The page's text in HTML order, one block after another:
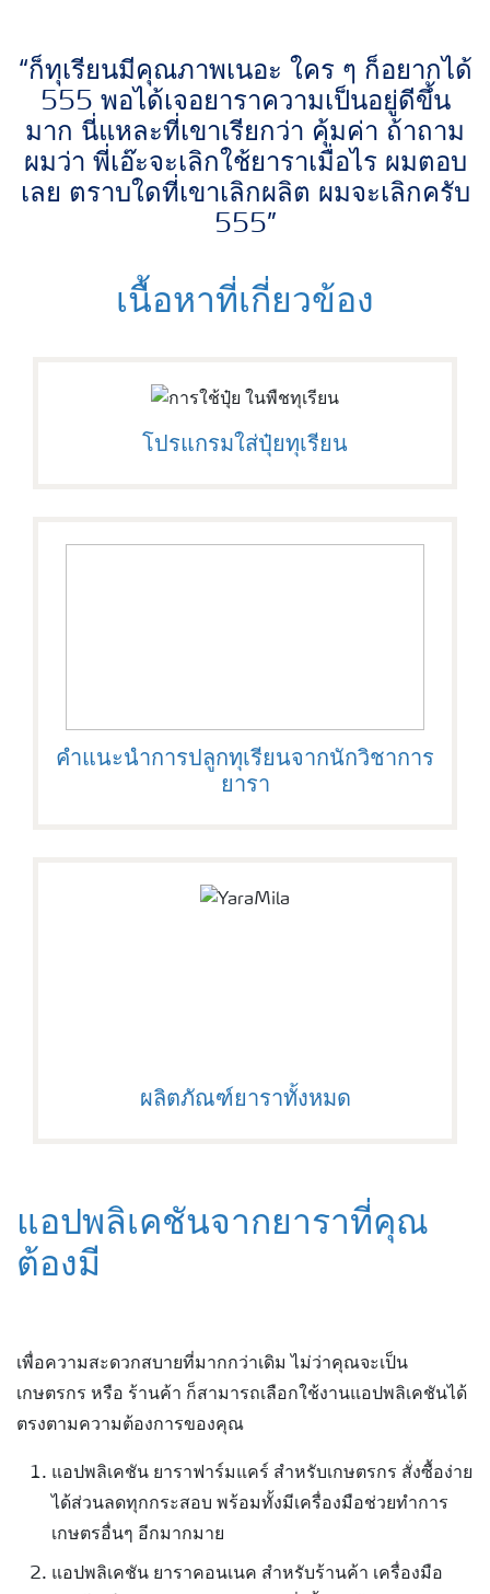
“ก็ทุเรียนมีคุณภาพเนอะ ใคร ๆ ก็อยากได้
555 พอได้เจอยาราความเป็นอยู่ดีขึ้น
มาก นี่แหละที่เขาเรียกว่า คุ้มค่า ถ้าถาม
ผมว่า พี่เอ๊ะจะเลิกใช้ยาราเมื่อไร ผมตอบ
เลย ตราบใดที่เขาเลิกผลิต ผมจะเลิกครับ
555”
เนื้อหาที่เกี่ยวข้อง
โปรแกรมใส่ปุ๋ยทุเรียน
คำแนะนำการปลูกทุเรียนจากนักวิชาการ
ยารา
ผลิตภัณฑ์ยาราทั้งหมด
แอปพลิเคชันจากยาราที่คุณ
ต้องมี
เพื่อความสะดวกสบายที่มากกว่าเดิม ไม่ว่าคุณจะเป็น
เกษตรกร หรือ ร้านค้า ก็สามารถเลือกใช้งานแอปพลิเคชันได้
ตรงตามความต้องการของคุณ
แอปพลิเคชัน ยาราฟาร์มแคร์ สำหรับเกษตรกร สั่งซื้อง่าย
ได้ส่วนลดทุกกระสอบ พร้อมทั้งมีเครื่องมือช่วยทำการ
เกษตรอื่นๆ อีกมากมาย
แอปพลิเคชัน ยาราคอนเนค สำหรับร้านค้า เครื่องมือ